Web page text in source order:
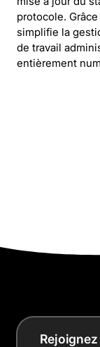
protocole.
simplifie la
de travail
entièrement